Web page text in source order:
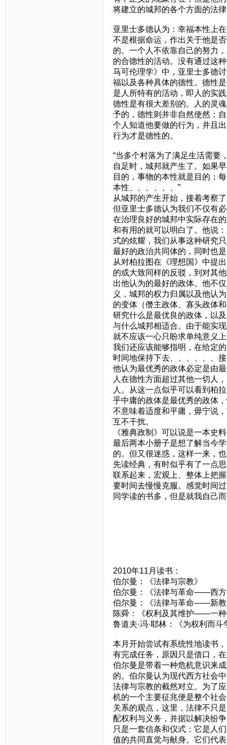
将建立的城邦的各个方面的法
亚里士多德认为：幸福本性上
不是根据命运，作出关于他是
的。一个人不依靠自己的努力
的合德性的活动。没有通过这
马可伦理学》中，亚里士多德
福以及各种具体的德性。德性
是人所特有的活动，即人的实
德性是有很大差别的。人的灵
予的，德性则并非自然使然；
个人知道他要做的行为，并且
行为才是德性的。
“当多个村落为了满足生活需要
自足时，城邦就产生了。如果
目的，事物的本性就是目的；
本性、、、、、、”
从城邦的产生开始，接着考察
但亚里士多德认为我们不仅有
在治理良好的城邦中实际存在
和有用的就可以明白了。他说
式的炫耀，我们从事这种研究
最好的政治共同体的，同时也
从对柏拉图在《理想国》中提
的或大致同样的反驳，到对其
出他认为的最好的政体。他不
义，城邦的权力归属以及他认
的变体（僭主政体、寡头政体
研究什么是最优良的政体，以
与什么城邦相适合。由于能实
就不应该一心只盼求单纯意义
我们还应该能够指明，在给定
时间地保持下去、、、、、、
他认为最优秀的政体必定是由
人在德性方面超过其他一切人
人。从这一点似乎可以看到柏
乎中庸的政体是最优秀的政体
不意味着适度和平庸，毋宁说
互不干扰。
《雅典政制》可以说是一本史
最后两本小册子是想了解当今
的。但又很迷惑，这样一来，
先读经典，有时似乎有了一点
联系起来，宏观上、整体上把
要时间去慢慢克服。感觉时间
同学读的书多，但是就我自己
2010年11月读书：
伯尔曼：《法律与宗教》
伯尔曼：《法律与革命——西方
伯尔曼：《法律与革命——新教
陈舜：《权利及其维护——一种
鲁道夫·冯·耶林：《为权利而斗
本月开始尝试有系统性地读书
有完成任务，原因只是借口，
伯尔曼是带着一种危机意识来
的。伯尔曼认为现代西方社会
法律与宗教的截然对立。为了
机的一个主要征兆便是整个社
关系的观点，这里，法律不只
配权利与义务，并据以解决纷
只是一套信条和仪式；它是人
值的共同直觉与献身。它们代